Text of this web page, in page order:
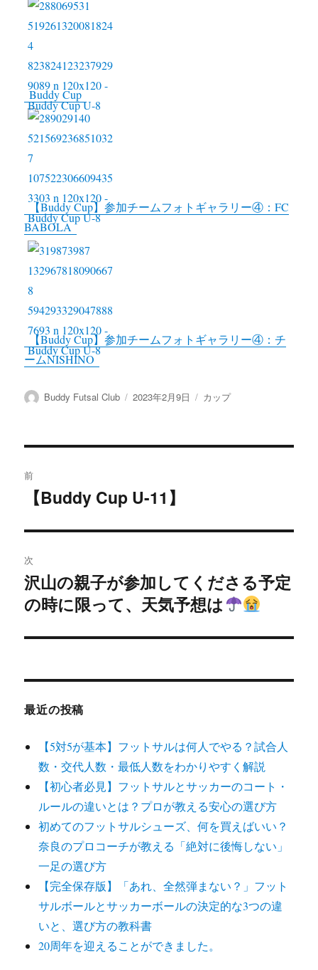
Buddy Cup
【Buddy Cup】参加チームフォトギャラリー④：FC
BABOLA
【Buddy Cup】参加チームフォトギャラリー④：チ
ームNISHINO
投
Buddy Futsal Club
投
2023年2月9日
カ
カップ
稿
ビ
ゲ
ー
シ
ン
前
投
稿:
【Buddy Cup U-11】
次
次
の
稿:
沢山の親子が参加してくださる予定
の時に限って、天気予想は
最近の投稿
【5対5が基本】フットサルは何人でやる？試合人
数・交代人数・最低人数をわかりやすく解説
【初心者必見】フットサルとサッカーのコート・
ルールの違いとは？プロが教える安心の選び方
初めてのフットサルシューズ、何を買えばいい？
奈良のプロコーチが教える「絶対に後悔しない」
一足の選び方
【完全保存版】「あれ、全然弾まない？」フット
サルボールとサッカーボールの決定的な3つの違
いと、選び方の教科書
20周年を迎えることができました。